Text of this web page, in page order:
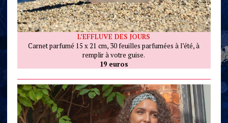
L’EFFLUVE DES JOURS
Carnet parfumé 15 x 21 cm, 30 feuilles parfumées à l’été, à
remplir à votre guise.
19 euros